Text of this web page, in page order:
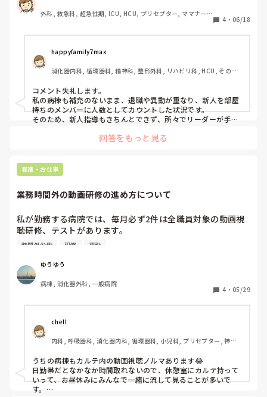
外科, 救急科, 超急性期, ICU, HCU, プリセプター, ママナー
4 ・ 06/18
happyfamily7max
消化器内科, 循環器科, 精神科, 整形外科, リハビリ科, HCU, その他
コメント失礼します。
私の病棟も補充のないまま、退職や異動が重なり、新人を部屋
持ちのメンバーに人数としてカウントした状況です。
そのため、新人指導もきちんとできず、所々でリーダーが手技
回答をもっと見る
看護・お仕事
業務時間外の動画研修の進め方について
私が勤務する病院では、毎月必ず2件は全職員対象の動画視
聴研修、テストがあります。
夜勤中に視聴することは可能ですが、私はパート勤務なので
す。
なので私は家事や育児の合間に自宅で視聴しています。
みなさんの職場でも、このような動画研修や時間外の課題は
業務時間内に少しでも組み込むための職場での取り組みなど
があれば、ぜひ教えていただきたいです。
時間外労働 研修 夜勤
ゆうゆう
病棟, 消化器外科, 一般病院
4 ・ 05/29
chell
内科, 呼吸器科, 消化器内科, 循環器科, 小児科, プリセプター, 神経
うちの病棟もカルテ内の動画視聴ノルマあります😂
日勤帯だとなかなか時間取れないので、休憩室にカルテ持って
いって、お昼休みにみんなで一緒に流して見ることが多いで
す。